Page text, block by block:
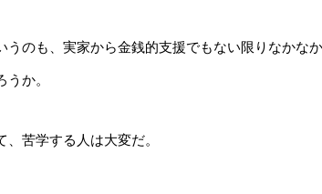
のも、実家から金銭的支援でもない限りなかな
か。
苦学する人は大変だ。